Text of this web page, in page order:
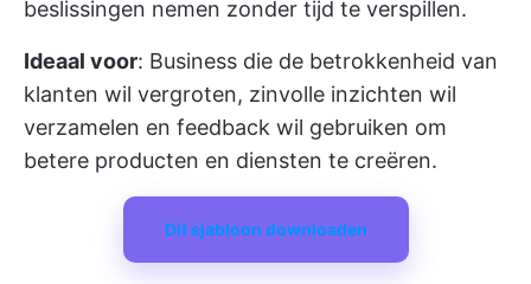
beslissingen nemen zonder tijd te verspillen.
Ideaal voor: Business die de betrokkenheid van
klanten wil vergroten, zinvolle inzichten wil
verzamelen en feedback wil gebruiken om
betere producten en diensten te creëren.
Dit sjabloon downloaden